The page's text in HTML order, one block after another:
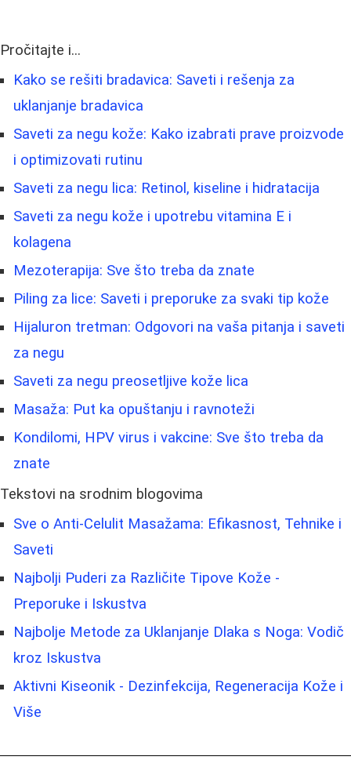
Pročitajte i...
Kako se rešiti bradavica: Saveti i rešenja za
uklanjanje bradavica
Saveti za negu kože: Kako izabrati prave proizvode
i optimizovati rutinu
Saveti za negu lica: Retinol, kiseline i hidratacija
Saveti za negu kože i upotrebu vitamina E i
kolagena
Mezoterapija: Sve što treba da znate
Piling za lice: Saveti i preporuke za svaki tip kože
Hijaluron tretman: Odgovori na vaša pitanja i saveti
za negu
Saveti za negu preosetljive kože lica
Masaža: Put ka opuštanju i ravnoteži
Kondilomi, HPV virus i vakcine: Sve što treba da
znate
Tekstovi na srodnim blogovima
Sve o Anti-Celulit Masažama: Efikasnost, Tehnike i
Saveti
Najbolji Puderi za Različite Tipove Kože -
Preporuke i Iskustva
Najbolje Metode za Uklanjanje Dlaka s Noga: Vodič
kroz Iskustva
Aktivni Kiseonik - Dezinfekcija, Regeneracija Kože i
Više